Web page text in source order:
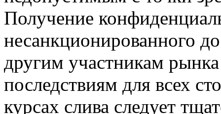
Получение
несанкционированного
другим участникам
последствиям для всех
курсах слива следует